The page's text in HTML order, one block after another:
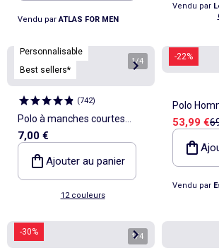
Vendu par ATLAS FOR MEN
Vendu par
Personnalisable
Best sellers*
1/4
(742)
Polo à manches courtes
homme en maille piquée uni
7,00 €
Ajouter au panier
12 couleurs
-22%
Polo
Prix de
53,99 €
Vendu par
-30% 1/4